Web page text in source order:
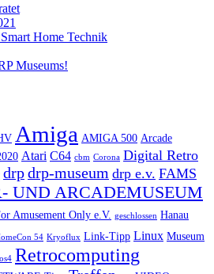
Home Technik
Museums!
Amiga AMIGA 500 Arcade
Atari C64 cbm Corona Digital Retro
drpdrp-museum drp e.v. FAMS
UND ARCADEMUSEUM
Amusement Only e.V. geschlossen Hanau
54 Kryoflux Link-Tipp Linux Museum
os4 Retrocomputing